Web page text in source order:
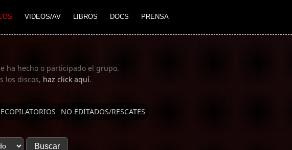
VIDEOS/AV LIBROS DOCS PRENSA
ha hecho o participado el grupo.
los discos, haz click aquí.
NO EDITADOS/RESCATES